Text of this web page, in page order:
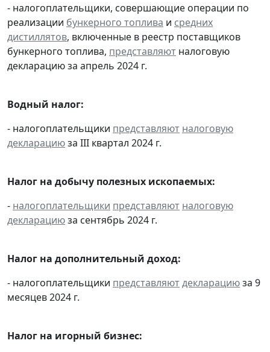
- налогоплательщики, совершающие операции по
реализации бункерного топлива и средних
дистиллятов, включенные в реестр поставщиков
бункерного топлива, представляют налоговую
декларацию за апрель 2024 г.
Водный налог:
- налогоплательщики представляют налоговую
декларациюза III квартал 2024 г.
Налог на добычу полезных ископаемых:
- налогоплательщики представляют налоговую
декларациюза сентябрь 2024 г.
Налог на дополнительный доход:
- налогоплательщики представляютдекларациюза 9
месяцев 2024 г.
Налог на игорный бизнес: